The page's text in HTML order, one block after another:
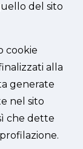
del sito
cookie
alla
generate
nel sito
che dette